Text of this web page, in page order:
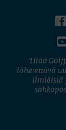
Tilaa
lähetettävä
ilmiöistä